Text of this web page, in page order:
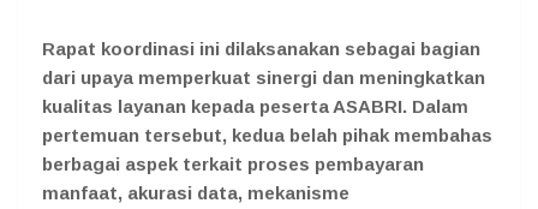
Rapat koordinasi ini dilaksanakan sebagai bagian
dari upaya memperkuat sinergi dan meningkatkan
kualitas layanan kepada peserta ASABRI. Dalam
pertemuan tersebut, kedua belah pihak membahas
berbagai aspek terkait proses pembayaran
manfaat, akurasi data, mekanisme